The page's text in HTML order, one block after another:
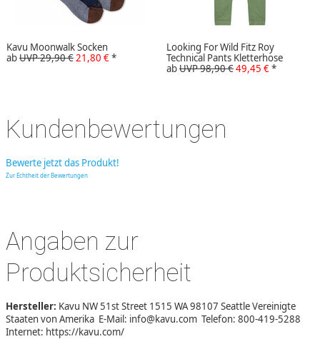
Kavu Moonwalk Socken
abUVP 29,90 € 21,80 €*
Looking For Wild Fitz Roy
Technical Pants Kletterhose
abUVP 98,90 €49,45 €*
Kundenbewertungen
Bewerte jetzt das Produkt!
Zur Echtheit der Bewertungen
Angaben zur
Produktsicherheit
Hersteller: Kavu NW 51st Street 1515 WA 98107 Seattle Vereinigte
Staaten von Amerika E-Mail: info@kavu.com Telefon: 800-419-5288
Internet: https://kavu.com/